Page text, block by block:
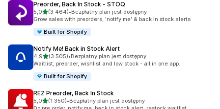
Preorder, Back In Stock ‑ STOQ
5,0na 5 gwiazdek
(3 464)
Łączna liczba recenzji: 3464
•Bezpłatny plan jest dostępny
Grow sales with preorders, 'notify me' & back in stock alerts
Built for Shopify
Notify Me! Back in Stock Alert
4,9na 5 gwiazdek
(3 505)
Łączna liczba recenzji: 3505
•Bezpłatny plan jest dostępny
Waitlist, preorder, wishlist and low stock - all in one app.
Built for Shopify
REZ Preorder, Back In Stock
5,0na 5 gwiazdek
(1 350)
Łączna liczba recenzji: 1350
•Bezpłatny plan jest dostępny